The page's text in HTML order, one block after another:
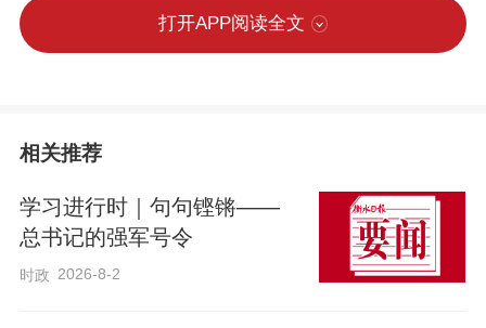
字号”的题目时，选手们争先按键抢答，紧
张激烈的场面令观众屏息凝神。飞花令环
样，好似要将平日读过的诗词全在脑海中
过一遍。最终，每个组别都在飞花令环节
答出20句以上。随着比赛进行，台下师生
不时跟着节奏击掌应和。
打开APP阅读全文
相关推荐
学习进行时｜句句铿锵——
总书记的强军号令
时政 2026-8-2